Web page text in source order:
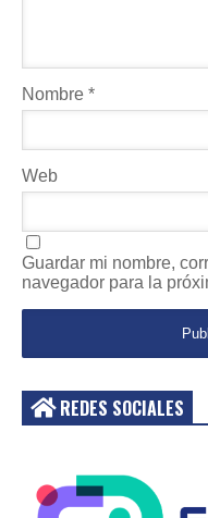
Nombre *
Web
Guardar mi nombre,
navegador para la
REDES SOCIALES